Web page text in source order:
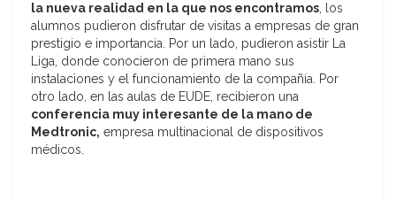
la nueva realidad en la que nos encontramos, los
alumnos pudieron disfrutar de visitas a empresas de gran
prestigio e importancia. Por un lado, pudieron asistir La
Liga, donde conocieron de primera mano sus
instalaciones y el funcionamiento de la compañía. Por
otro lado, en las aulas de EUDE, recibieron una
conferencia muy interesante de la mano de
Medtronic, empresa multinacional de dispositivos
médicos.